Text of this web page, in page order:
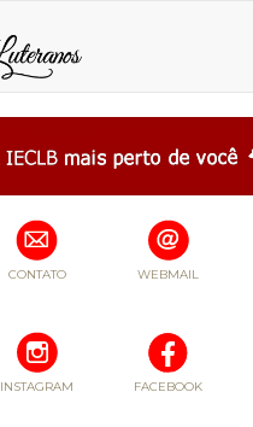
CONTATO WEBMAIL
INSTAGRAM FACEBOOK